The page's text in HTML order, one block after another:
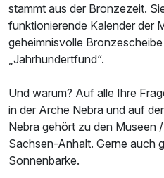
Dreibettzimmer
3 Erwachsene
stammt aus der Bronzezeit.
funktionierende Kalender der
geheimnisvolle
„Jahrhundertfund“.
Und warum? Auf alle Ihre
in der Arche Nebra und auf
Nebra gehört zu den Museen
Sachsen-Anhalt. Gerne auch
Sonnenbarke.